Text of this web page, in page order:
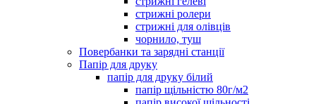
стрижні ролери
стрижні для олівців
чорнило, туш
Повербанки та зарядні станції
Папір для друку
папір для друку білий
папір щільністю 80г/м2